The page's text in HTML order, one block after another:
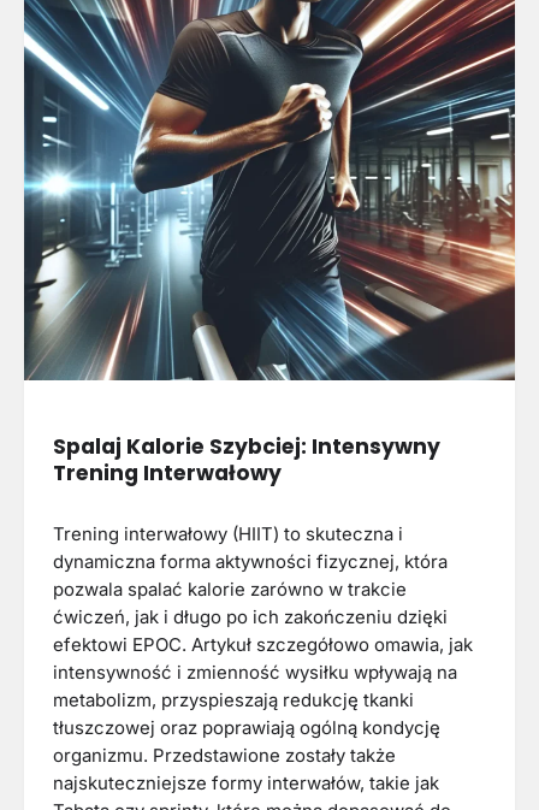
Spalaj Kalorie Szybciej: Intensywny
Trening Interwałowy
Trening interwałowy (HIIT) to skuteczna i
dynamiczna forma aktywności fizycznej, która
pozwala spalać kalorie zarówno w trakcie
ćwiczeń, jak i długo po ich zakończeniu dzięki
efektowi EPOC. Artykuł szczegółowo omawia, jak
intensywność i zmienność wysiłku wpływają na
metabolizm, przyspieszają redukcję tkanki
tłuszczowej oraz poprawiają ogólną kondycję
organizmu. Przedstawione zostały także
najskuteczniejsze formy interwałów, takie jak